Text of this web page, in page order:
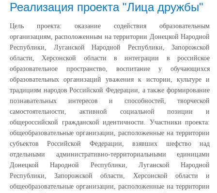
Реализация проекта "Лица дружбы"
Цель проекта: оказание содействия образовательным
организациям, расположенным на территории Донецкой Народной
Республики, Луганской Народной Республики, Запорожской
области, Херсонской области в интеграции в российское
образовательное пространство, воспитание у обучающихся
образовательных организаций уважения к истории, культуре и
традициям народов Российской Федерации, а также формирование
познавательных интересов и способностей, творческой
самостоятельности, активной социальной позиции и
общероссийской гражданской идентичности. Участники проекта:
общеобразовательные организации, расположенные на территории
субъектов Российской Федерации, взявших шефство над
отдельными административно-территориальными единицами
Донецкой Народной Республики, Луганской Народной
Республики, Запорожской области, Херсонской области и
общеобразовательные организации, расположенные на территории